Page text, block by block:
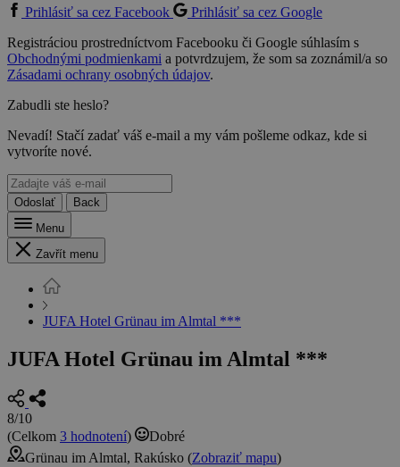
Prihlásiť sa cez Facebook
Prihlásiť sa cez Google
Registráciou prostredníctvom Facebooku či Google súhlasím s
Obchodnými podmienkami a potvrdzujem, že som sa zoznámil/a so
Zásadami ochrany osobných údajov.
Zabudli ste heslo?
Nevadí! Stačí zadať váš e-mail a my vám pošleme odkaz, kde si
vytvoríte nové.
Odoslať
Back
Menu
Zavřít menu
JUFA Hotel Grünau im Almtal ***
JUFA Hotel Grünau im Almtal ***
8/10
(Celkom 3 hodnotení)
Dobré
Grünau im Almtal, Rakúsko (Zobraziť mapu)